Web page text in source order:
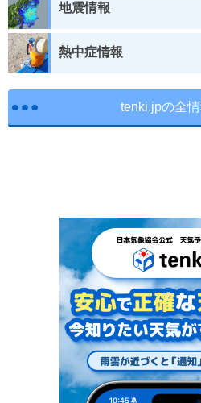
地震情報
熱中症情報
tenki.jpの全